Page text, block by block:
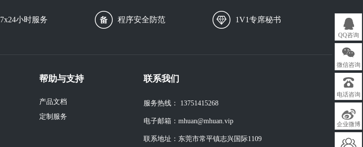
7x24小时服务 程序安全防范 1V1专席秘书
帮助与支持
产品文档
定制服务
联系我们
服务热线： 13751415268
电子邮箱： mhuan@mhuan.vip
联系地址： 东莞市常平镇志兴国际1109
QQ咨询
微信咨询
电话咨询
企业微博